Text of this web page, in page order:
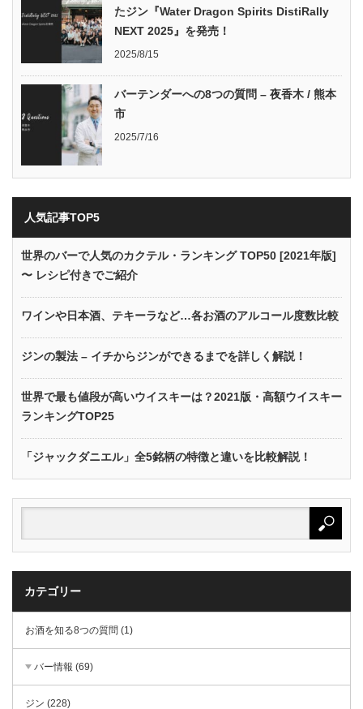
たジン『Water Dragon Spirits DistiRally
NEXT 2025』を発売！
2025/8/15
バーテンダーへの8つの質問 – 夜香木 / 熊本
市
2025/7/16
人気記事TOP5
世界のバーで人気のカクテル・ランキング TOP50 [2021年版]
〜 レシピ付きでご紹介
ワインや日本酒、テキーラなど…各お酒のアルコール度数比較
ジンの製法 – イチからジンができるまでを詳しく解説！
世界で最も値段が高いウイスキーは？2021版・高額ウイスキー
ランキングTOP25
「ジャックダニエル」全5銘柄の特徴と違いを比較解説！
カテゴリー
お酒を知る8つの質問 (1)
バー情報 (69)
ジン (228)